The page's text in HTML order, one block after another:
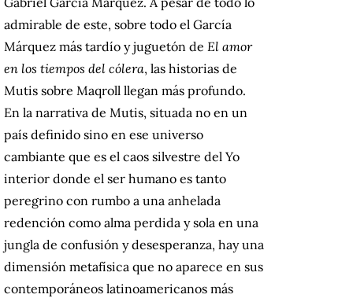
admirable de este, sobre todo el García
Márquez más tardío y juguetón de El amor
en los tiempos del cólera, las historias de
Mutis sobre Maqroll llegan más profundo.
En la narrativa de Mutis, situada no en un
país definido sino en ese universo
cambiante que es el caos silvestre del Yo
interior donde el ser humano es tanto
peregrino con rumbo a una anhelada
redención como alma perdida y sola en una
jungla de confusión y desesperanza, hay una
dimensión metafísica que no aparece en sus
contemporáneos latinoamericanos más